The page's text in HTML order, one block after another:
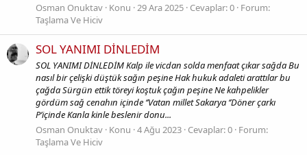
Osman Onuktav Konu 29 Ara 2025 Cevaplar: 0 Forum:
Taşlama Ve Hiciv
SOL YANIMI DİNLEDİM
SOL YANIMI DİNLEDİM Kalp ile vicdan solda menfaat çıkar sağda Bu
nasıl bir çelişki düştük sağın peşine Hak hukuk adaleti arattılar bu
çağda Sürgün ettik töreyi koştuk çağın peşine Ne kahpelikler
gördüm sağ cenahın içinde ‘’Vatan millet Sakarya ‘’Döner çarkı
P’içinde Kanla kinle beslenir donu...
Osman Onuktav Konu 4 Ağu 2023 Cevaplar: 0 Forum:
Taşlama Ve Hiciv